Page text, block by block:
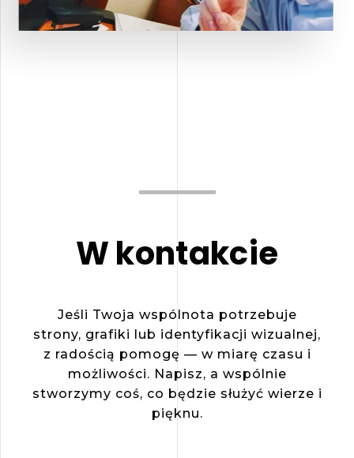
W kontakcie
Jeśli Twoja wspólnota potrzebuje
strony, grafiki lub identyfikacji wizualnej,
z radością pomogę — w miarę czasu i
możliwości. Napisz, a wspólnie
stworzymy coś, co będzie służyć wierze i
pięknu.